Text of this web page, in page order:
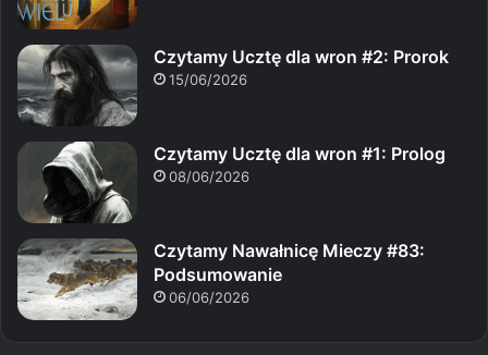
Czytamy Ucztę dla wron #2: Prorok
15/06/2026
Czytamy Ucztę dla wron #1: Prolog
08/06/2026
Czytamy Nawałnicę Mieczy #83:
Podsumowanie
06/06/2026